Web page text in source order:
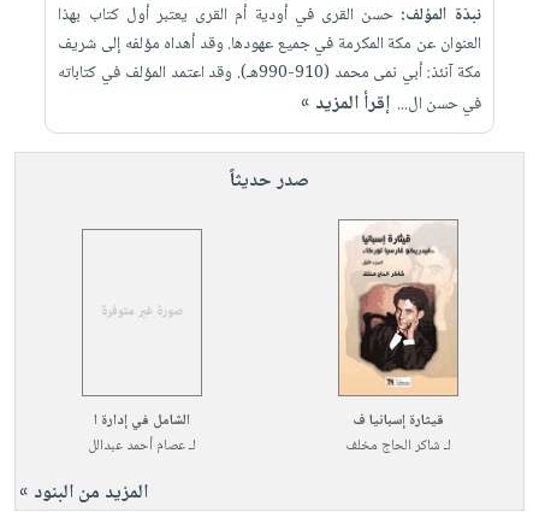
نبذة المؤلف: حسن القرى في أودية أم القرى يعتبر أول كتاب بهذا
العنوان عن مكة المكرمة في جميع عهودها. وقد أهداه مؤلفه إلى شريف
مكة آنئذ: أبي نمى محمد (910-990هـ). وقد اعتمد المؤلف في كتاباته
في حسن ال... إقرأ المزيد »
صدر حديثاً
قيثارة إسبانيا ف
لـشاكر الحاج مخلف
الشامل في إدارة ا
لـعصام أحمد عبدالل
المزيد من البنود »